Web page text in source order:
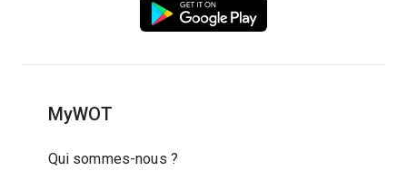
MyWOT
Qui sommes-nous ?